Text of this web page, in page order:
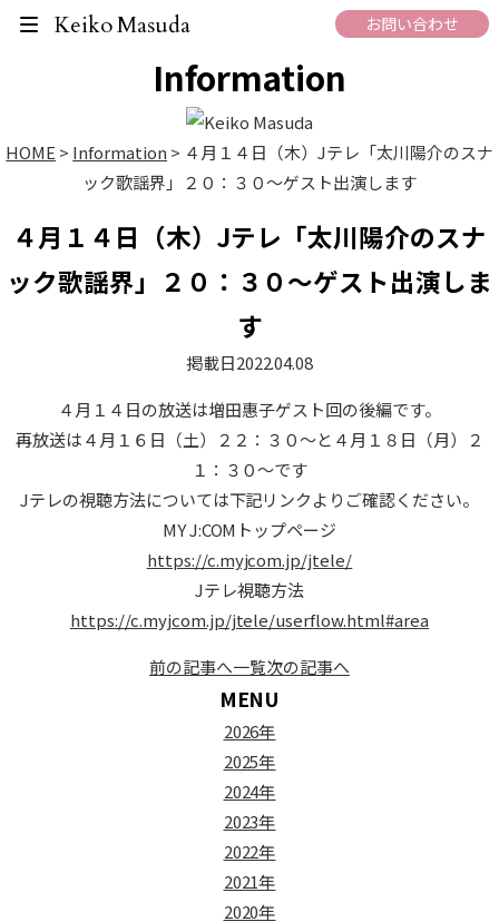
Keiko Masuda お問い合わせ
Information
HOME > Information > ４月１４日（木）Jテレ「太川陽介のスナ
ック歌謡界」２０：３０～ゲスト出演します
４月１４日（木）Jテレ「太川陽介のスナ
ック歌謡界」２０：３０～ゲスト出演しま
す
掲載日2022.04.08
４月１４日の放送は増田惠子ゲスト回の後編です。
再放送は４月１６日（土）２２：３０～と ４月１８日（月）２
１：３０～です
Jテレの視聴方法については下記リンクよりご確認ください。
MY J:COMトップページ
https://c.myjcom.jp/jtele/
Jテレ視聴方法
https://c.myjcom.jp/jtele/userflow.html#area
前の記事へ一覧次の記事へ
MENU
2026年
2025年
2024年
2023年
2022年
2021年
2020年